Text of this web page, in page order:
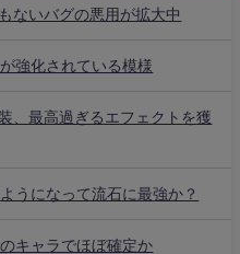
ないバグの悪用が拡大中
強化されている模様
、最高過ぎるエフェクトを獲
うになって流石に最強か？
キャラでほぼ確定か